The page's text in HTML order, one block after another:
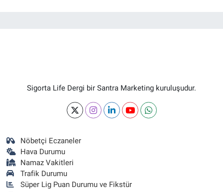
Sigorta Life Dergi bir Santra Marketing kuruluşudur.
Nöbetçi Eczaneler
Hava Durumu
Namaz Vakitleri
Trafik Durumu
Süper Lig Puan Durumu ve Fikstür